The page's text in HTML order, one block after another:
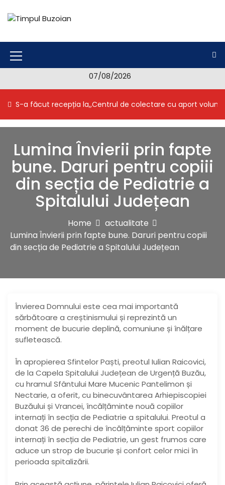
c
n
M
n
I
c
o
n
07/08/2026
S-a făcut recepția la,,Centrul de colectare cu aport
Lumina Învierii prin fapte
bune. Daruri pentru copiii
din secția de Pediatrie a
Spitalului Județean
Home
actualitate
Lumina Învierii prin fapte bune. Daruri pentru copiii
din secția de Pediatrie a Spitalului Județean
Învierea Domnului este cea mai importantă
sărbătoare a creștinismului și reprezintă un
moment de bucurie deplină, comuniune și înălțare
sufletească.
În apropierea Sfintelor Paști, preotul Iulian Raicovici,
de la Capela Spitalului Județean de Urgență Buzău,
cu hramul Sfântului Mare Mucenic Pantelimon și
Nectarie, a oferit, cu binecuvântarea Arhiepiscopiei
Buzăului și Vrancei, încălțăminte nouă copiilor
internați în secția de Pediatrie a spitalului. Preotul a
donat 36 de perechi de încălțăminte sport copiilor
internați în secția de Pediatrie, un gest frumos care
aduce un strop de bucurie și confort celor mici în
perioada spitalizării.